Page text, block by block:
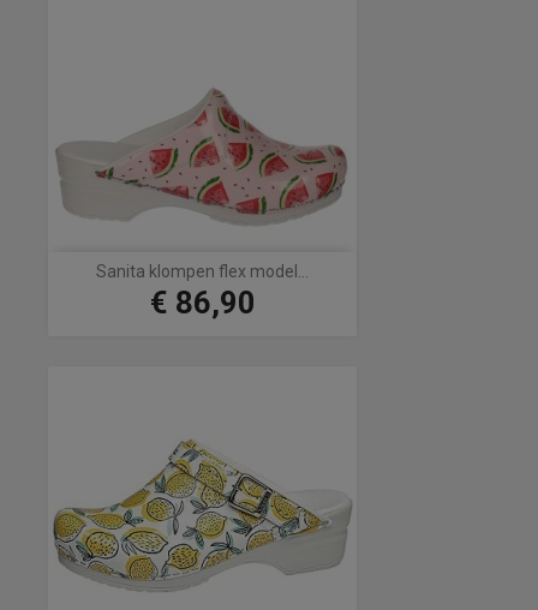
Sanita klompen flex model...
Prijs
€ 86,90